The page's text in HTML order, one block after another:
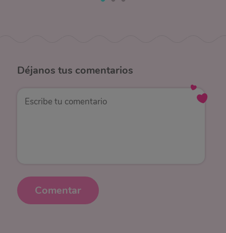
Déjanos tus comentarios
Comentar